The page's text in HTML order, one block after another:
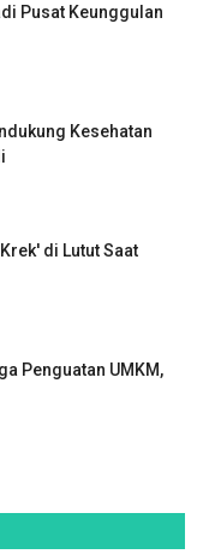
Pusat Keunggulan
Kesehatan
di Lutut Saat
Penguatan UMKM,